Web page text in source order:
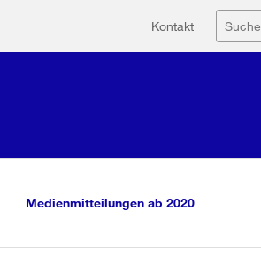
Kontakt Suche
Medienmitteilungen ab 2020